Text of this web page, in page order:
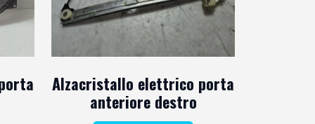
Alzacristallo elettrico porta
anteriore destro